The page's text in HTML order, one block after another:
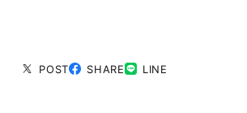
POST SHARE LINE